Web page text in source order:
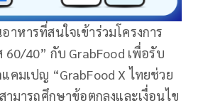
าหารที่สนใจเข้าร่วมโครงการ
40” กับ GrabFood เพื่อรับ
คมเปญ “GrabFood X ไทยช่วย
มารถศึกษาข้อตกลงและเงื่อนไข